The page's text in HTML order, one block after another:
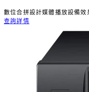
數位合拼設計媒體播放設備效
查詢詳情